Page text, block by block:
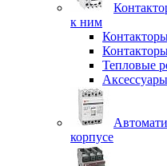
к ним
Тепловые
Аксессуары
корпусе